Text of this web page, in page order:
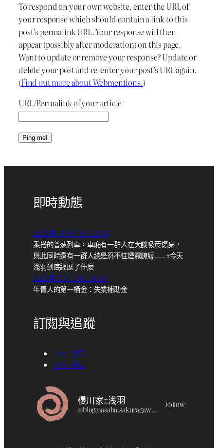
To respond on your own website, enter the URL of
your response which should contain a link to this
post’s permalink URL. Your response will then
appear (possibly after moderation) on this page.
Want to update or remove your response? Update or
delete your post and re-enter your post’s URL again.
(Find out more about Webmentions.)
URL/Permalink of your article
即時動態
2026 年 6月 月 09 日 23:45
乘搭的普速列車，車廂有一群人在大談吸菸傷身，
與此同時還有一群人總是忍不住煙霧繚繞……#今天
浅羽到底經歷了什麼
2026 年 5月 月 14 日 18:30
年青人的第一桶金：失業補助金
訂閱與追蹤
RSS – 文章
RSS – 留言
櫻川家::浅羽
@blog@asaba.sakuragawa.moe Follow